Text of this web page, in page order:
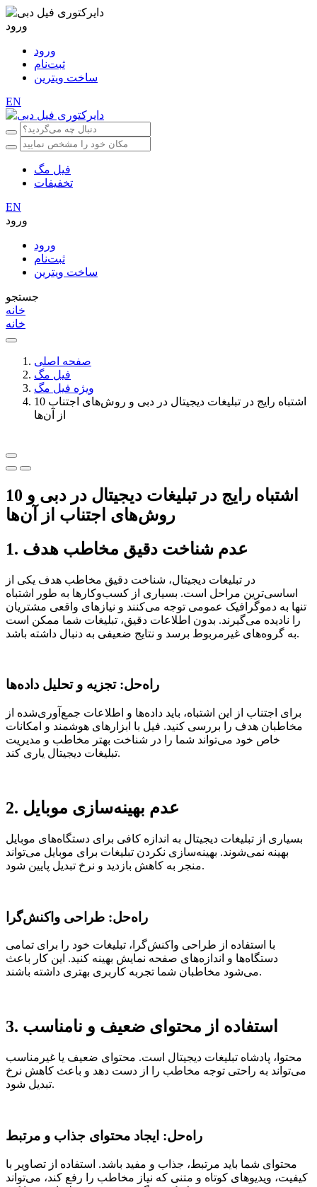
ورود
ورود
ثبت‌نام
ساخت ویترین
EN
فیل مگ
تخفیفات
EN
ورود
ورود
ثبت‌نام
ساخت ویترین
جستجو
خانه
خانه
صفحه اصلی
فیل مگ
ویژه فیل مگ
10 اشتباه رایج در تبلیغات دیجیتال در دبی و روش‌های اجتناب
از آن‌ها
10 اشتباه رایج در تبلیغات دیجیتال در دبی و
روش‌های اجتناب از آن‌ها
1. عدم شناخت دقیق مخاطب هدف
در تبلیغات دیجیتال، شناخت دقیق مخاطب هدف یکی از
اساسی‌ترین مراحل است. بسیاری از کسب‌وکارها به طور اشتباه
تنها به دموگرافیک عمومی توجه می‌کنند و نیازهای واقعی مشتریان
را نادیده می‌گیرند. بدون اطلاعات دقیق، تبلیغات شما ممکن است
به گروه‌های غیرمربوط برسد و نتایج ضعیفی به دنبال داشته باشد.
راه‌حل: تجزیه و تحلیل داده‌ها
برای اجتناب از این اشتباه، باید داده‌ها و اطلاعات جمع‌آوری‌شده از
مخاطبان هدف را بررسی کنید. فیل با ابزارهای هوشمند و امکانات
خاص خود می‌تواند شما را در شناخت بهتر مخاطب و مدیریت
تبلیغات دیجیتال یاری کند.
2. عدم بهینه‌سازی موبایل
بسیاری از تبلیغات دیجیتال به اندازه کافی برای دستگاه‌های موبایل
بهینه نمی‌شوند. بهینه‌سازی نکردن تبلیغات برای موبایل می‌تواند
منجر به کاهش بازدید و نرخ تبدیل پایین شود.
راه‌حل: طراحی واکنش‌گرا
با استفاده از طراحی واکنش‌گرا، تبلیغات خود را برای تمامی
دستگاه‌ها و اندازه‌های صفحه نمایش بهینه کنید. این کار باعث
می‌شود مخاطبان شما تجربه کاربری بهتری داشته باشند.
3. استفاده از محتوای ضعیف و نامناسب
محتوا، پادشاه تبلیغات دیجیتال است. محتوای ضعیف یا غیرمناسب
می‌تواند به راحتی توجه مخاطب را از دست دهد و باعث کاهش نرخ
تبدیل شود.
راه‌حل: ایجاد محتوای جذاب و مرتبط
محتوای شما باید مرتبط، جذاب و مفید باشد. استفاده از تصاویر با
کیفیت، ویدیوهای کوتاه و متنی که نیاز مخاطب را رفع کند، می‌تواند